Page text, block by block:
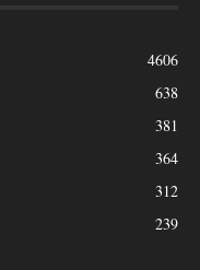
4606
638
381
364
312
239